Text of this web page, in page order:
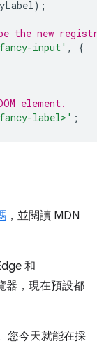
);
the new
input' ,
{
element.
label>' ;
，並閱讀 MDN
和
器，現在預設都
您今天就能在採